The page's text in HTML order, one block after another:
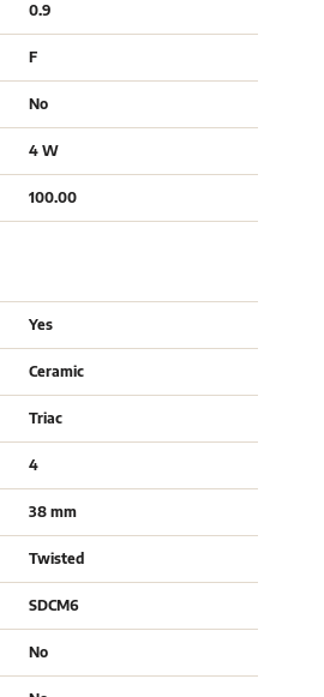
0.9
F
No
4 W
100.00
Yes
Ceramic
Triac
4
38 mm
Twisted
SDCM6
No